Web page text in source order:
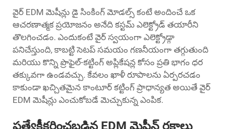
వైర్ EDM మెషీన్లు డై సింకింగ్ మోడల్స్ కంటే అందించే ఒక
ఆచరణాత్మక ప్రయోజనం అనేది కస్టమ్ ఎలెక్ట్రోడ్ తయారీని
తొలగించడం. ఎందుకంటే వైర్ స్వయంగా ఎలెక్ట్రోడ్గా
పనిచేస్తుంది, కాబట్టి సెటప్ సమయం గణనీయంగా తగ్గుతుంది
మరియు కొన్ని ప్రొఫైల్-కట్టింగ్ అప్లికేషన్ల కోసం ప్రతి భాగం ధర
తక్కువగా ఉండవచ్చు. కేవలం ఖాళీ రూపాలను ఏర్పరచడం
కాకుండా ఖచ్చితమైన కాంటూర్ కట్టింగ్ ప్రాధాన్యత అయితే వైర్
EDM మెషీన్లు ఎంచుకోబడే మెచ్చుకున్న ఎంపిక.
ప్రత్యేకీకరించబడిన EDM మెషీన్ రకాలు